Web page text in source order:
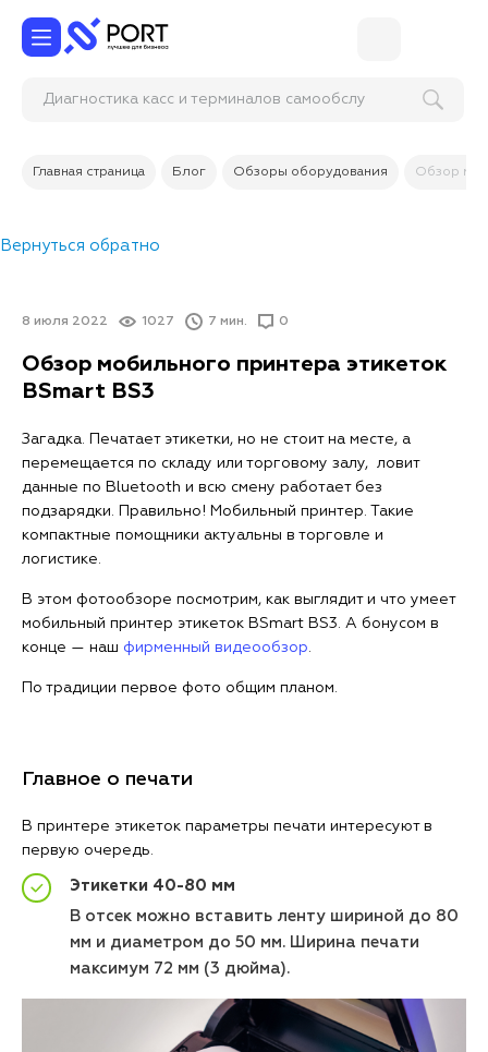
Диагностика касс и терминал
Главная страница Блог Обзоры оборудования Обзор
Вернуться обратно
8 июля 2022 1027 7 мин. 0
Обзор мобильного принтера этикеток
BSmart BS3
Загадка. Печатает этикетки, но не стоит на месте, а
перемещается по складу или торговому залу, ловит
данные по Bluetooth и всю смену работает без
подзарядки. Правильно! Мобильный принтер. Такие
компактные помощники актуальны в торговле и
логистике.
В этом фотообзоре посмотрим, как выглядит и что умеет
мобильный принтер этикеток BSmart BS3. А бонусом в
конце — наш фирменный видеообзор.
По традиции первое фото общим планом.
Главное о печати
В принтере этикеток параметры печати интересуют в
первую очередь.
Этикетки 40-80 мм
В отсек можно вставить ленту шириной до 80
мм и диаметром до 50 мм. Ширина печати
максимум 72 мм (3 дюйма).